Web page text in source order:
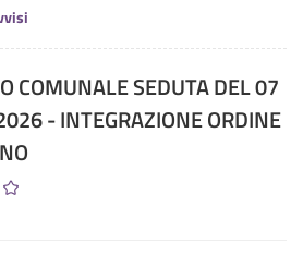
COMUNALE SEDUTA DEL 07
- INTEGRAZIONE ORDINE